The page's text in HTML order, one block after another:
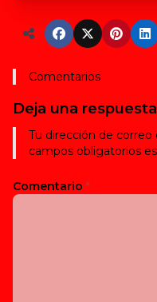
Comentarios
Deja una respuesta
Tu dirección de correo
campos obligatorios
Comentario *